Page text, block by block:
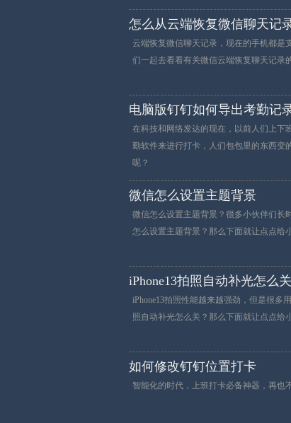
怎么从云端恢复微信聊天记
云端恢复微信聊天记录，现在的手机都是
们一起去看看有关微信云端恢复聊天记录
电脑版钉钉如何导出考勤记
在科技和网络发达的现在，以前人们上下
勤软件来进行打卡，人们包包里的东西变
呢？
微信怎么设置主题背景
微信怎么设置主题背景？很多小伙伴们长
怎么设置主题背景？那么下面就让点点给
iPhone13拍照自动补光怎么关
iPhone13拍照性能越来越强劲，但是很多
照自动补光怎么关？那么下面就让点点给
如何修改钉钉位置打卡
智能化的时代，上班打卡必备神器，再也